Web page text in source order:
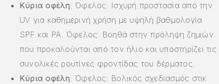
Κύρια οφέλη: Όφελος: Ισχυρή προστασία από την
UV για καθημερινή χρήση με υψηλή βαθμολογία
SPF και PA. Όφελος: Βοηθά στην πρόληψη ζημιών
που προκαλούνται από τον ήλιο και υποστηρίζει τις
συνολικές ρουτίνες φροντίδας του δέρματος.
Κύρια οφέλη: Όφελος: Βολικός σχεδιασμός στικ